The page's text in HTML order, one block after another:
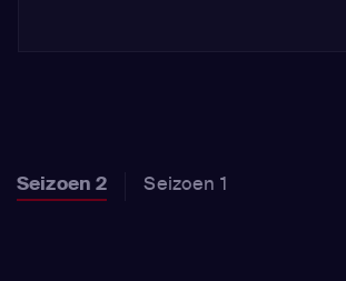
Seizoen 2 Seizoen 1